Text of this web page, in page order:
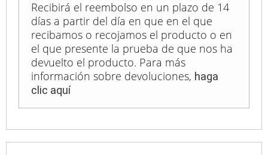
Recibirá el reembolso en un plazo de 14
días a partir del día en que en el que
recibamos o recojamos el producto o en
el que presente la prueba de que nos ha
devuelto el producto. Para más
información sobre devoluciones, haga
clic aquí